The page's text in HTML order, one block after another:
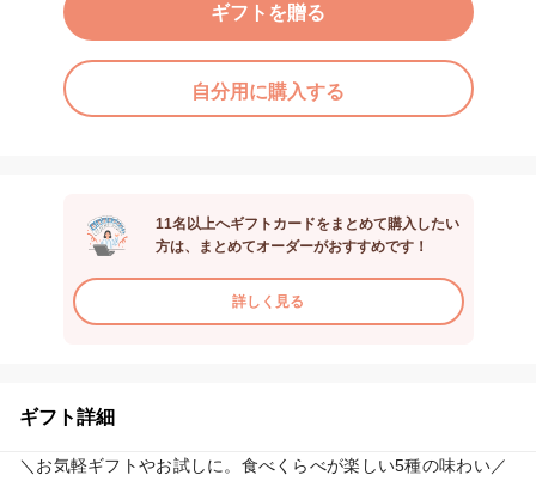
ギフトを贈る
自分用に購入する
11名以上へギフトカードをまとめて購入したい
方は、まとめてオーダーがおすすめです！
詳しく見る
ギフト詳細
＼お気軽ギフトやお試しに。食べくらべが楽しい5種の味わい／